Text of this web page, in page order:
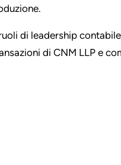
di leadership
di CNM LLP e